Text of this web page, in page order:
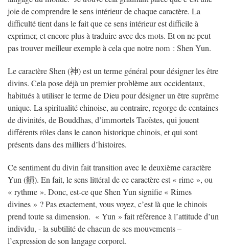
joie de comprendre le sens intérieur de chaque caractère. La
difficulté tient dans le fait que ce sens intérieur est difficile à
exprimer, et encore plus à traduire avec des mots. Et on ne peut
pas trouver meilleur exemple à cela que notre nom : Shen Yun.
Le caractère Shen (神) est un terme général pour désigner les être
divins. Cela pose déjà un premier problème aux occidentaux,
habitués à utiliser le terme de Dieu pour désigner un être suprême
unique. La spiritualité chinoise, au contraire, regorge de centaines
de divinités, de Bouddhas, d’immortels Taoïstes, qui jouent
différents rôles dans le canon historique chinois, et qui sont
présents dans des milliers d’histoires.
Ce sentiment du divin fait transition avec le deuxième caractère
Yun (韻). En fait, le sens littéral de ce caractère est « rime », ou
« rythme ». Donc, est-ce que Shen Yun signifie « Rimes
divines » ? Pas exactement, vous voyez, c’est là que le chinois
prend toute sa dimension. « Yun » fait référence à l’attitude d’un
individu, - la subtilité de chacun de ses mouvements –
l’expression de son langage corporel.